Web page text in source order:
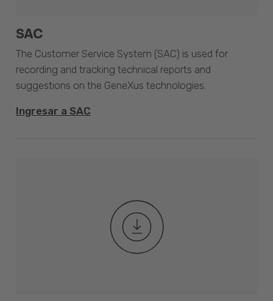
SAC
The Customer Service System (SAC) is used for
recording and tracking technical reports and
suggestions on the GeneXus technologies.
Ingresar a SAC